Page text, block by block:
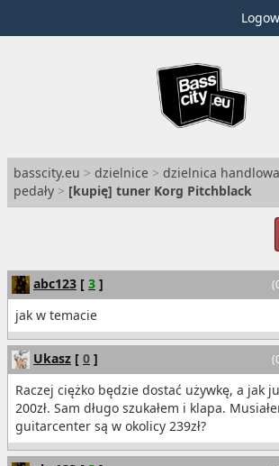
basscity.eu > dzielnice > dzielnica handlowa
pedały > [kupię] tuner Korg Pitchblack
abc123 [ 3 ]
jak w temacie
Ukasz [ 0 ]
Raczej ciężko będzie dostać używkę, a jak
200zł. Sam długo szukałem i klapa.
guitarcenter są w okolicy 239zł?